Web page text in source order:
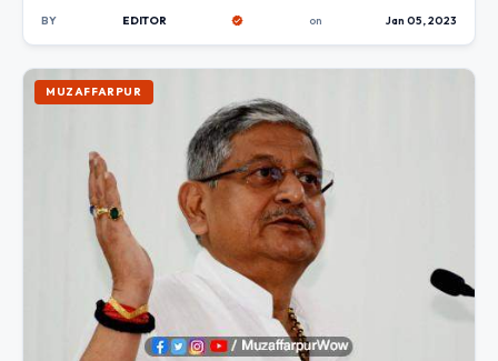
BY EDITOR on Jan 05, 2023
MUZAFFARPUR